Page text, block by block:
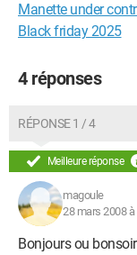
Manette under
Black friday 2025
4 réponses
RÉPONSE 1 / 4
Meilleure réponse
magoule
28 mars 2008 à
Bonjours ou